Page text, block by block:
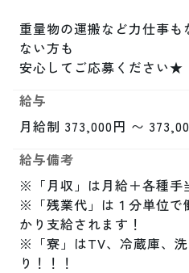
重量物の運搬など力仕事
ない方も
安心してご応募ください★
給与
月給制 373,000円 〜
給与備考
※「月収」は月給＋各種手
※「残業代」は１分単位で
かり支給されます！
※「寮」はTV、冷蔵庫、
り！！！